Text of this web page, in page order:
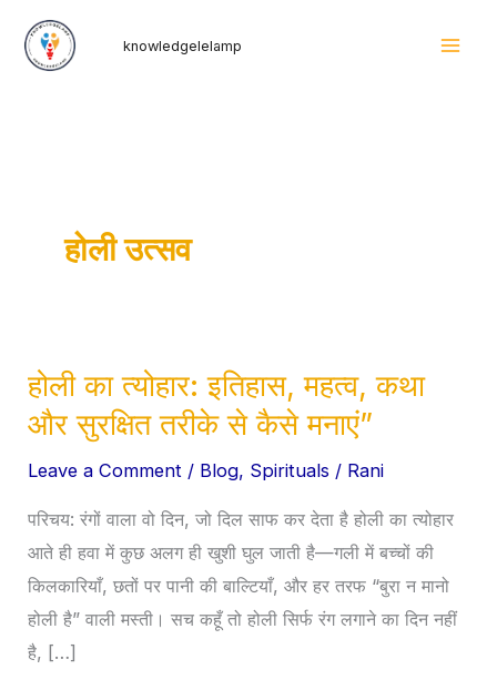
knowledgelelamp
होली उत्सव
होली का त्योहार: इतिहास, महत्व, कथा
और सुरक्षित तरीके से कैसे मनाएं”
Leave a Comment / Blog, Spirituals / Rani
परिचय: रंगों वाला वो दिन, जो दिल साफ कर देता है होली का त्योहार
आते ही हवा में कुछ अलग ही खुशी घुल जाती है—गली में बच्चों की
किलकारियाँ, छतों पर पानी की बाल्टियाँ, और हर तरफ “बुरा न मानो
होली है” वाली मस्ती। सच कहूँ तो होली सिर्फ रंग लगाने का दिन नहीं
है, […]
होली
का
इतिहास,
महत्व,
कथा
और
सुरक्षित
तरीके